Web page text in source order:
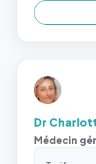
Dr
Médecin